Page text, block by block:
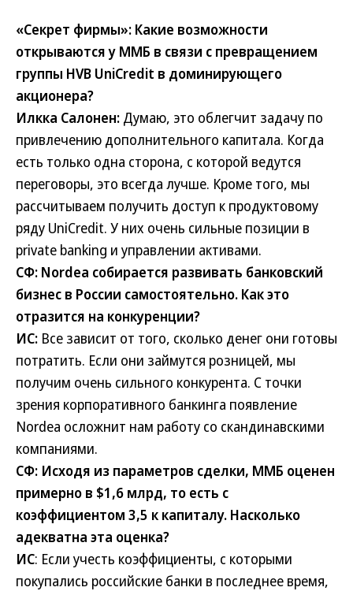
«Секрет фирмы»: Какие возможности
открываются у ММБ в связи с превращением
группы HVB UniCredit в доминирующего
акционера?
Илкка Салонен: Думаю, это облегчит задачу по
привлечению дополнительного капитала. Когда
есть только одна сторона, с которой ведутся
переговоры, это всегда лучше. Кроме того, мы
рассчитываем получить доступ к продуктовому
ряду UniCredit. У них очень сильные позиции в
private banking и управлении активами.
СФ: Nordea собирается развивать банковский
бизнес в России самостоятельно. Как это
отразится на конкуренции?
ИС: Все зависит от того, сколько денег они готовы
потратить. Если они займутся розницей, мы
получим очень сильного конкурента. С точки
зрения корпоративного банкинга появление
Nordea осложнит нам работу со скандинавскими
компаниями.
СФ: Исходя из параметров сделки, ММБ оценен
примерно в $1,6 млрд, то есть с
коэффициентом 3,5 к капиталу. Насколько
адекватна эта оценка?
ИС: Если учесть коэффициенты, с которыми
покупались российские банки в последнее время,